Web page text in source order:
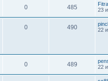
0 485
23
0 490
22
0 489
22